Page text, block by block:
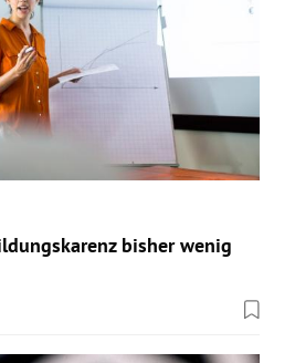
bisher wenig